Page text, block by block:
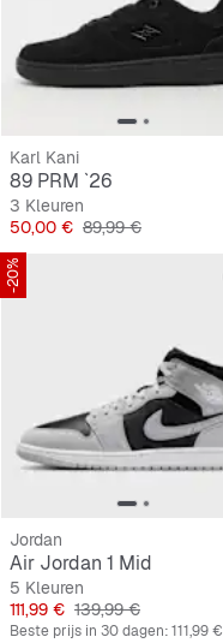
Karl Kani
89 PRM `26
3 Kleuren
Prijs
50,00 € Originele Prijs
89,99 €
-20%
Jordan
Air Jordan 1 Mid
5 Kleuren
Prijs
111,99 € Originele Prijs
139,99 €
Beste prijs in 30 dagen:111,99 €